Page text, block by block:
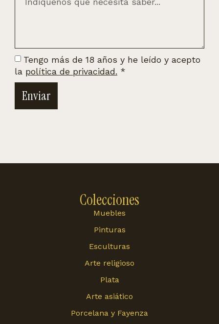
Tengo más de 18 años y he leído y acepto
la política de privacidad. *
Enviar
Colecciones
Muebles
Pinturas
Esculturas
Arte religioso
Plata
Arte asiático
Porcelana y Fayenza